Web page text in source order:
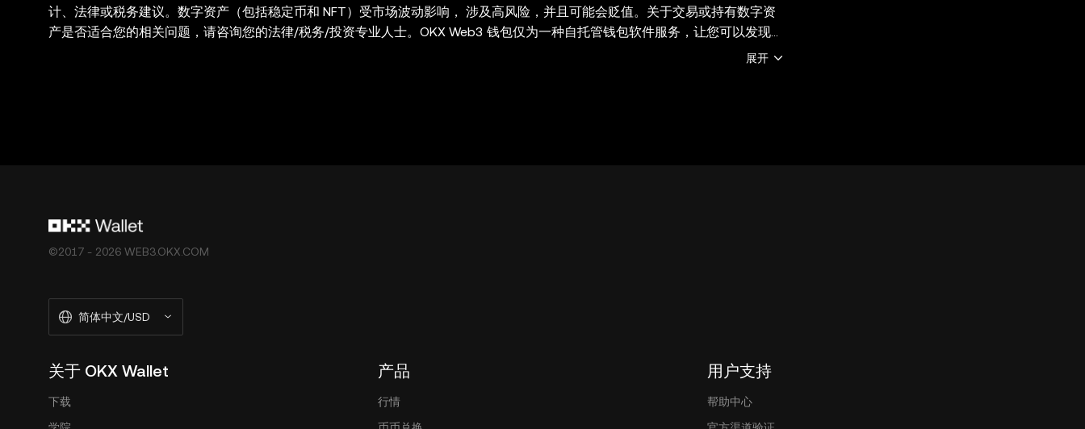
计、法律或税务建议。数字资产（包括稳定币和 NFT）受市场波动影响， 涉及高风险，并且可能会贬值。关于交易或持有数字资
产是否适合您的相关问题，请咨询您的法律/税务/投资专业人士。OKX Web3 钱包仅为一种自托管钱包软件服务，让您可以发现并
与第三方平台交互，OKX Web3 钱包无法控制此类第三方平台的服务，也不对其承担任何责任。并非所有产品均在所有地区提
展开
©2017 - 2026 WEB3.OKX.COM
简体中文/USD
关于 OKX Wallet
下载
产品
行情
用户支持
帮助中心